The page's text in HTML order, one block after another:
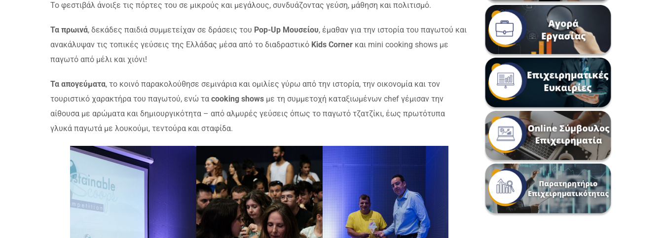
Το φεστιβάλ άνοιξε τις πόρτες του σε μικρούς και μεγάλους, συνδυάζοντας γεύση, μάθηση και πολιτισμό.
Τα πρωινά, δεκάδες παιδιά συμμετείχαν σε δράσεις του Pop-Up Μουσείου, έμαθαν για την ιστορία του παγωτού και
ανακάλυψαν τις τοπικές γεύσεις της Ελλάδας μέσα από το διαδραστικό Kids Corner και mini cooking shows με
παγωτό από μέλι και χιόνι!
Τα απογεύματα, το κοινό παρακολούθησε σεμινάρια και ομιλίες γύρω από την ιστορία, την οικονομία και τον
τουριστικό χαρακτήρα του παγωτού, ενώ τα cooking shows με τη συμμετοχή καταξιωμένων chef γέμισαν την
αίθουσα με αρώματα και δημιουργικότητα – από αλμυρές γεύσεις όπως το παγωτό τζατζίκι, έως πρωτότυπα
γλυκά παγωτά με λουκούμι, τεντούρα και σταφίδα.